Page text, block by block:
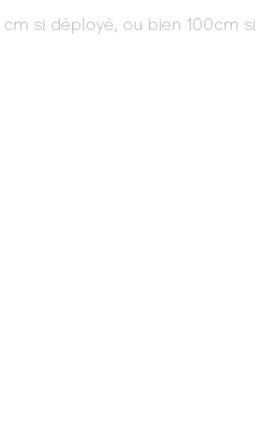
si déployé, ou bien 100cm si